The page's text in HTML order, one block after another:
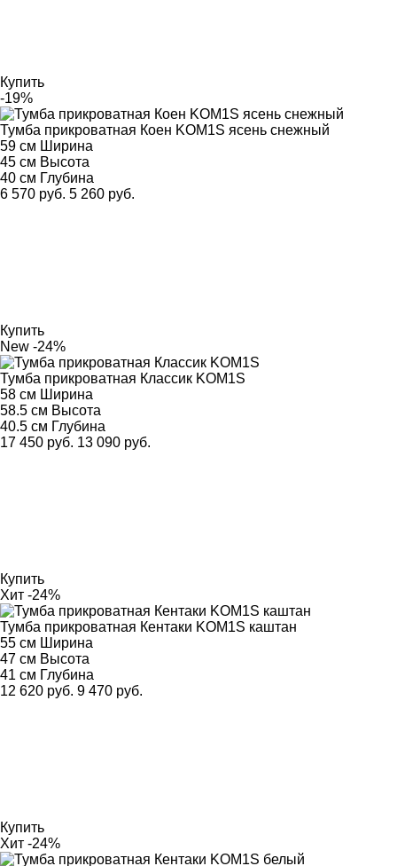
Купить
-19%
Тумба прикроватная Коен KOM1S ясень снежный
59 см Ширина
45 см Высота
40 см Глубина
6 570 руб. 5 260 руб.
Купить
New -24%
Тумба прикроватная Классик KOM1S
58 см Ширина
58.5 см Высота
40.5 см Глубина
17 450 руб. 13 090 руб.
Купить
Хит -24%
Тумба прикроватная Кентаки KOM1S каштан
55 см Ширина
47 см Высота
41 см Глубина
12 620 руб. 9 470 руб.
Купить
Хит -24%